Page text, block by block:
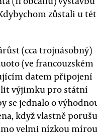
zůstali u
(cca trojnásobný)
(ve francouzském
datem připojení
výjimku pro státní
se jednalo o
když vlastně
velmi nízkou mírou